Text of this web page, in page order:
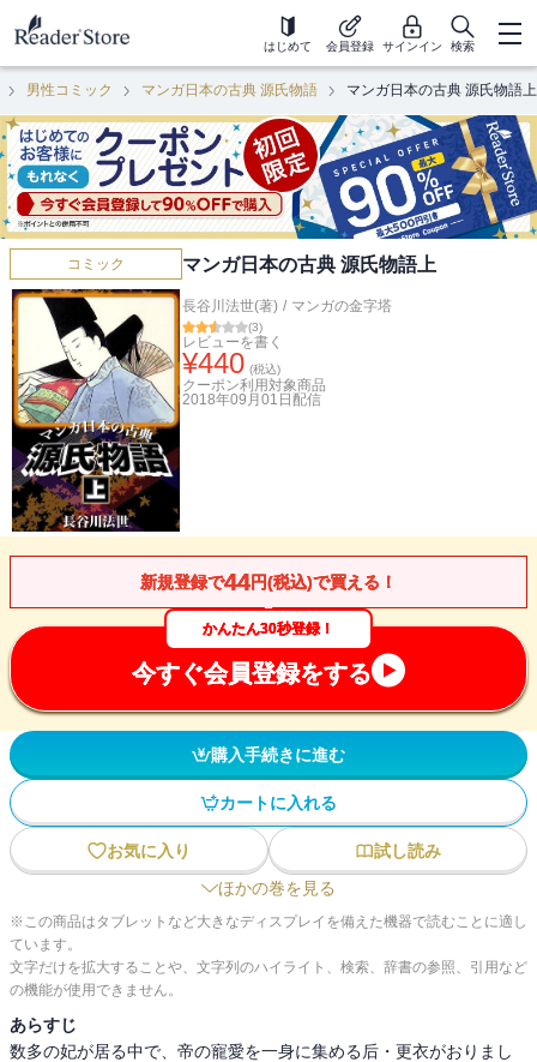
はじめて 会員登録 サインイン 検索
男性コミック マンガ日本の古典 源氏物語 マンガ日本の古典 源氏物語上
コミック マンガ日本の古典 源氏物語上
長谷川法世(著) / マンガの金字塔
(3)
レビューを書く
¥440 (税込)
クーポン利用対象商品
2018年09月01日 配信
新規登録で44円(税込)で買える！
かんたん30秒登録！
今すぐ会員登録をする
購入手続きに進む
カートに入れる
お気に入り
試し読み
ほかの巻を見る
※この商品はタブレットなど大きなディスプレイを備えた機器で読むことに適し
ています。
文字だけを拡大することや、文字列のハイライト、検索、辞書の参照、引用など
の機能が使用できません。
あらすじ
数多の妃が居る中で、帝の寵愛を一身に集める后・更衣がおりまし